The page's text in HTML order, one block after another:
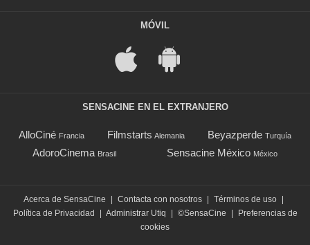
MÓVIL
SENSACINE EN EL EXTRANJERO
AlloCiné Francia Filmstarts Alemania Beyazperde Turquía
AdoroCinema Brasil Sensacine México México
Acerca de SensaCine | Contacta con nosotros | Términos de uso |
Política de Privacidad
| Administrar Utiq | ©SensaCine |
Preferencias de
cookies